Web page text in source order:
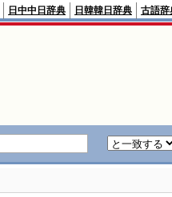
日中中日辞典 日韓韓日辞典 古語辞